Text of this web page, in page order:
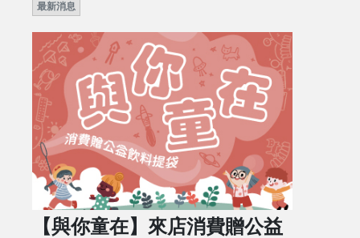
最新消息
【與你童在】來店消費贈公益